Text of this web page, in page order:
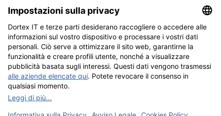
Informativa sulle spedizioni
Newsletter
Tutela dei dati
Condizioni Generali
Editoriale